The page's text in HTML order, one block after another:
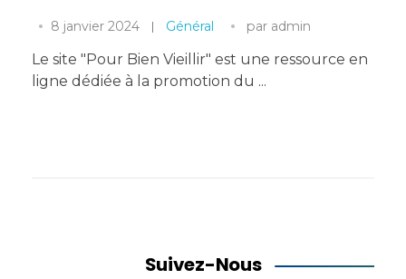
8 janvier 2024 Général par admin
Le site "Pour Bien Vieillir" est une ressource en
ligne dédiée à la promotion du ...
Suivez-Nous